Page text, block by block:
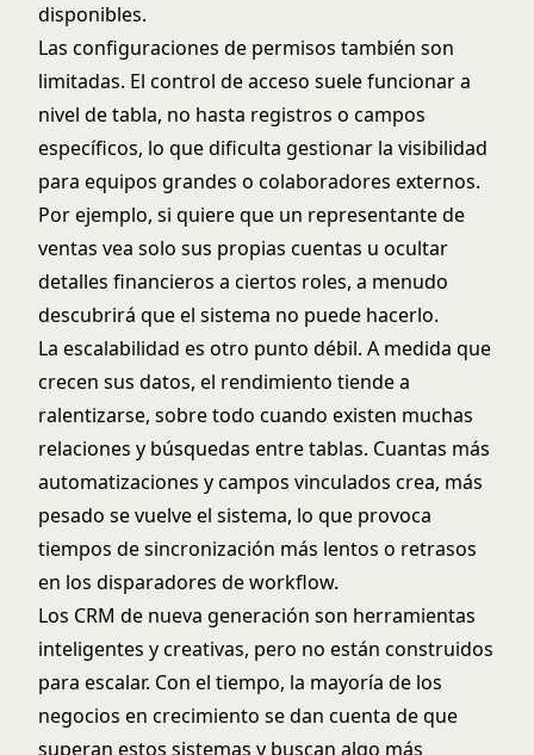
disponibles.
Las configuraciones de permisos también son
limitadas. El control de acceso suele funcionar a
nivel de tabla, no hasta registros o campos
específicos, lo que dificulta gestionar la visibilidad
para equipos grandes o colaboradores externos.
Por ejemplo, si quiere que un representante de
ventas vea solo sus propias cuentas u ocultar
detalles financieros a ciertos roles, a menudo
descubrirá que el sistema no puede hacerlo.
La escalabilidad es otro punto débil. A medida que
crecen sus datos, el rendimiento tiende a
ralentizarse, sobre todo cuando existen muchas
relaciones y búsquedas entre tablas. Cuantas más
automatizaciones y campos vinculados crea, más
pesado se vuelve el sistema, lo que provoca
tiempos de sincronización más lentos o retrasos
en los disparadores de workflow.
Los CRM de nueva generación son herramientas
inteligentes y creativas, pero no están construidos
para escalar. Con el tiempo, la mayoría de los
negocios en crecimiento se dan cuenta de que
superan estos sistemas y buscan algo más